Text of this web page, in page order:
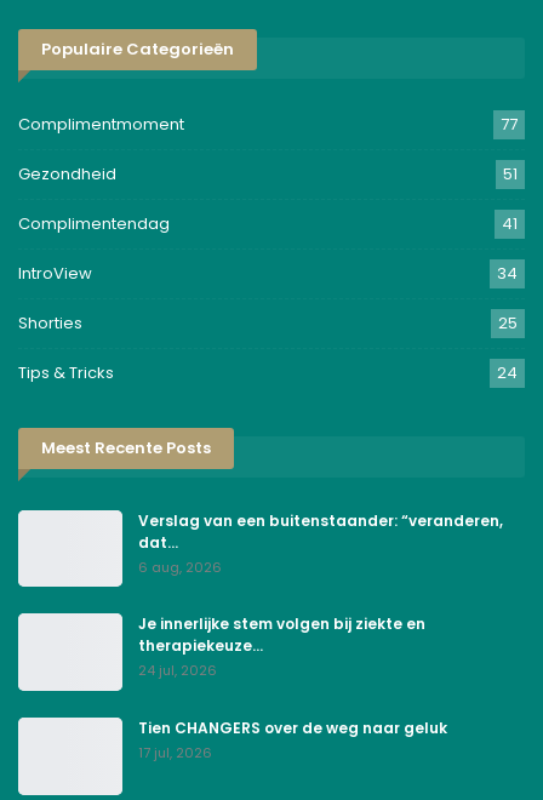
Populaire Categorieën
Complimentmoment 77
Gezondheid 51
Complimentendag 41
IntroView 34
Shorties 25
Tips & Tricks 24
Meest Recente Posts
Verslag van een buitenstaander: “veranderen,
dat…
6 aug, 2026
Je innerlijke stem volgen bij ziekte en
therapiekeuze…
24 jul, 2026
Tien CHANGERS over de weg naar geluk
17 jul, 2026